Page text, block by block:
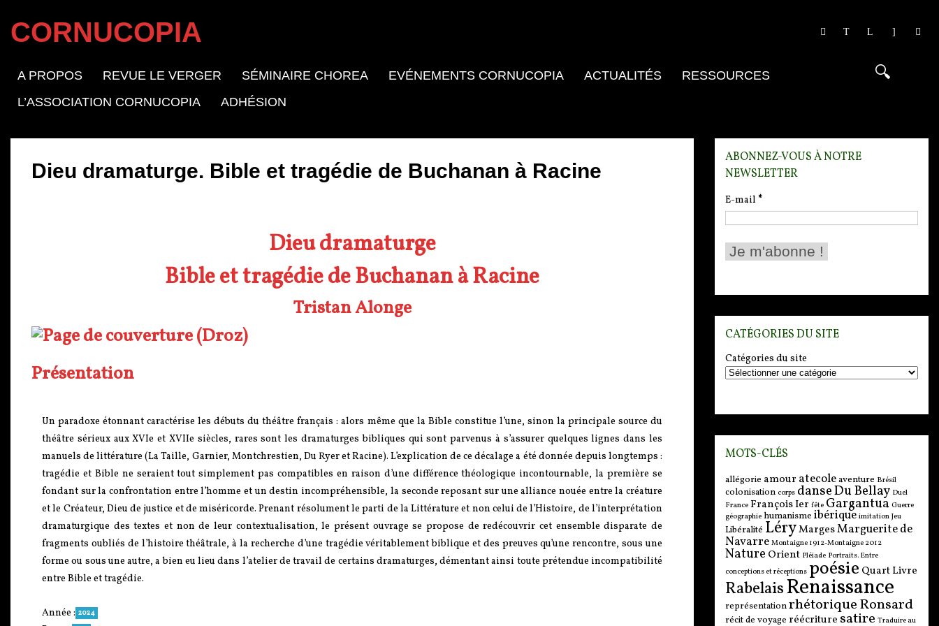
CORNUCOPIA
A PROPOS REVUE LE VERGER SÉMINAIRE CHOREA EVÉNEMENTS CORNUCOPIA ACTUALITÉS
RESSOURCES
L’ASSOCIATION CORNUCOPIA
ADHÉSION
Dieu dramaturge. Bible et tragédie de Buchanan à Racine
Dieu dramaturge
Bible et tragédie de Buchanan à Racine
Tristan Alonge
Présentation
Un paradoxe étonnant caractérise les débuts du théâtre français : alors même que la Bible constitue l’une, sinon la principale source du
théâtre sérieux aux XVIe et XVIIe siècles, rares sont les dramaturges bibliques qui sont parvenus à s’assurer quelques lignes dans les
manuels de littérature (La Taille, Garnier, Montchrestien, Du Ryer et Racine). L’explication de ce décalage a été donnée depuis longtemps :
tragédie et Bible ne seraient tout simplement pas compatibles en raison d’une différence théologique incontournable, la première se
fondant sur la confrontation entre l’homme et un destin incompréhensible, la seconde reposant sur une alliance nouée entre la créature
et le Créateur, Dieu de justice et de miséricorde. Prenant résolument le parti de la Littérature et non celui de l’Histoire, de l’interprétation
dramaturgique des textes et non de leur contextualisation, le présent ouvrage se propose de redécouvrir cet ensemble disparate de
fragments oubliés de l’histoire théâtrale, à la recherche d’une tragédie véritablement biblique et des preuves qu’une rencontre, sous une
forme ou sous une autre, a bien eu lieu dans l’atelier de travail de certains dramaturges, démentant ainsi toute prétendue incompatibilité
entre Bible et tragédie.
Année : 2024
ABONNEZ-VOUS À NOTRE
NEWSLETTER
E-mail *
CATÉGORIES DU SITE
Catégories du site
MOTS-CLÉS
allégorie amour atecoleaventure Brésil
colonisation corps danseDu Bellay Duel
France François Ier fête Gargantua Guerre
géographie humanisme ibérique imitation Jeu
Libéralité LéryMargesMarguerite de
Navarre Montaigne 1912-Montaigne 2012
Nature Orient Pléiade Portraits. Entre
conceptions et réceptions poésie Quart Livre
RabelaisRenaissance
représentationrhétoriqueRonsard
récit de voyage réécriture satire Traduire au